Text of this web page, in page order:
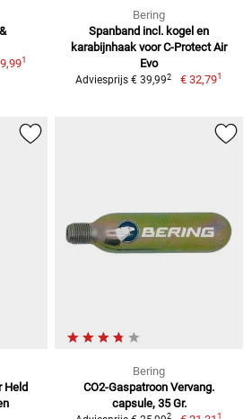
1
Bering
Spanband incl. kogel en
karabijnhaak voor C-Protect Air
Evo
Adviesprijs € 39,992 € 32,791
Held
Bering
CO2-Gaspatroon Vervang.
capsule, 35 Gr.
2 1